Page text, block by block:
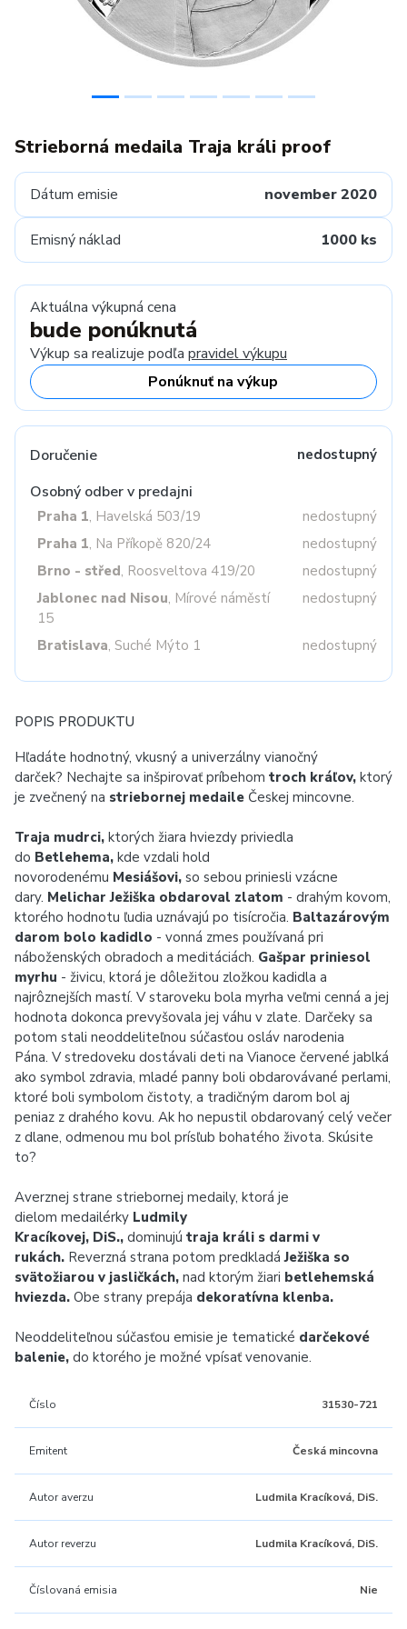
Strieborná medaila Traja králi proof
Dátum emisie november 2020
Emisný náklad 1000 ks
Aktuálna výkupná cena
bude ponúknutá
Výkup sa realizuje podľa pravidel výkupu
Ponúknuť na výkup
Doručenie nedostupný
Osobný odber v predajni
Praha 1, Havelská 503/19
nedostupný
Praha 1, Na Příkopě 820/24
nedostupný
Brno - střed, Roosveltova 419/20
nedostupný
Jablonec nad Nisou, Mírové náměstí
15
nedostupný
Bratislava, Suché Mýto 1 nedostupný
POPIS PRODUKTU
Hľadáte hodnotný, vkusný a univerzálny vianočný
darček? Nechajte sa inšpirovať príbehom troch kráľov, ktorý
je zvečnený na striebornej medaile Českej mincovne.
Traja mudrci, ktorých žiara hviezdy priviedla
do Betlehema, kde vzdali hold
novorodenému Mesiášovi, so sebou priniesli vzácne
dary. Melichar Ježiška obdaroval zlatom - drahým kovom,
ktorého hodnotu ľudia uznávajú po tisícročia. Baltazárovým
darom bolo kadidlo - vonná zmes používaná pri
náboženských obradoch a meditáciách. Gašpar priniesol
myrhu - živicu, ktorá je dôležitou zložkou kadidla a
najrôznejších mastí. V staroveku bola myrha veľmi cenná a jej
hodnota dokonca prevyšovala jej váhu v zlate. Darčeky sa
potom stali neoddeliteľnou súčasťou osláv narodenia
Pána. V stredoveku dostávali deti na Vianoce červené jablká
ako symbol zdravia, mladé panny boli obdarovávané perlami,
ktoré boli symbolom čistoty, a tradičným darom bol aj
peniaz z drahého kovu. Ak ho nepustil obdarovaný celý večer
z dlane, odmenou mu bol prísľub bohatého života. Skúsite
to?
Averznej strane striebornej medaily, ktorá je
dielom medailérky Ludmily
Kracíkovej, DiS., dominujú traja králi s darmi v
rukách. Reverzná strana potom predkladáJežiška so
svätožiarou v jasličkách, nad ktorým žiari betlehemská
hviezda. Obe strany prepája dekoratívna klenba.
Neoddeliteľnou súčasťou emisie je tematické darčekové
balenie, do ktorého je možné vpísať venovanie.
Číslo 31530-721
Emitent Česká mincovna
Autor averzu Ludmila Kracíková, DiS.
Autor reverzu Ludmila Kracíková, DiS.
Číslovaná emisia Nie